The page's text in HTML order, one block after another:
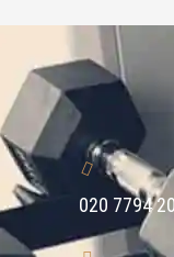
020 7794